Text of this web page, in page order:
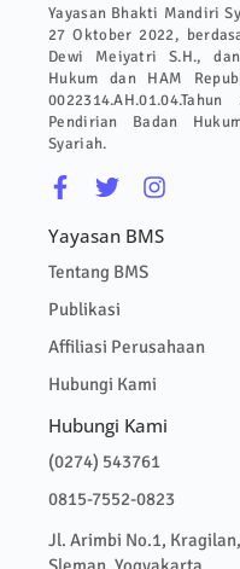
Yayasan Bhakti Mandiri
27 Oktober 2022,
Dewi Meiyatri S.H.,
Hukum dan HAM
Pendirian Badan
Syariah.
Yayasan BMS
Tentang BMS
Publikasi
Affiliasi Perusahaan
Hubungi Kami
Hubungi Kami
(0274) 543761
0815-7552-0823
Jl. Arimbi No.1,